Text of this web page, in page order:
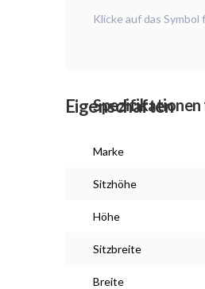
Klicke auf das
Eigenschaften
Marke
Sitzhöhe
Höhe
Sitzbreite
Breite